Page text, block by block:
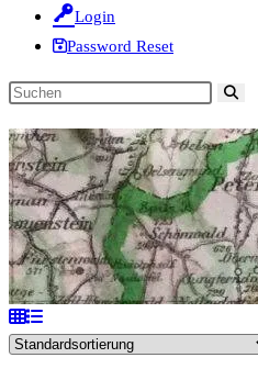
Login
Password Reset
Diese
durchsuchen